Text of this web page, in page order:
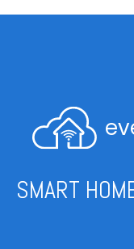
SMART